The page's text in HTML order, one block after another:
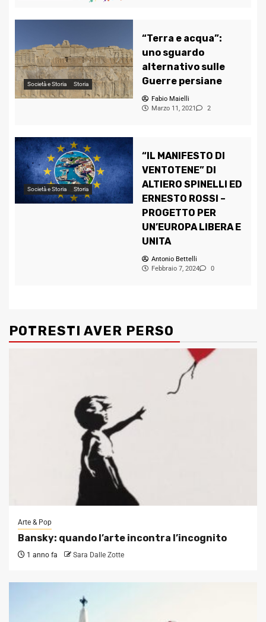
Società e Storia Storia
“Terra e acqua”:
uno sguardo
alternativo sulle
Guerre persiane
Fabio Maielli
Marzo 11, 2021
2
Società e Storia Storia
“IL MANIFESTO DI
VENTOTENE” DI
ALTIERO SPINELLI ED
ERNESTO ROSSI –
PROGETTO PER
UN’EUROPA LIBERA E
UNITA
Antonio Bettelli
Febbraio 7, 2024
0
POTRESTI AVER PERSO
Arte & Pop
Bansky: quando l’arte incontra l’incognito
1 anno fa Sara Dalle Zotte